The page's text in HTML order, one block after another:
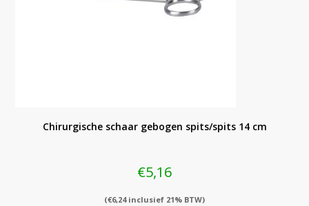
Chirurgische schaar gebogen spits/spits 14 cm
€5,16
(€6,24inclusief 21% BTW)